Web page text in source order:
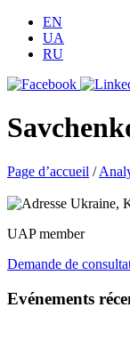
EN
UA
RU
Page d’accueil /
Ukraine,
UAP member
Demande de
Evénements